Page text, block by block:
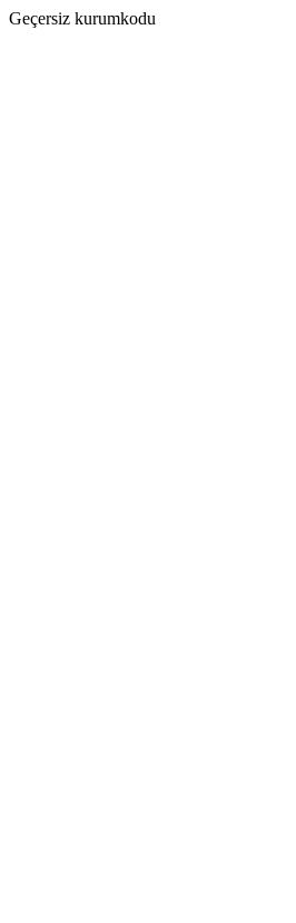
Geçersiz kurumkodu